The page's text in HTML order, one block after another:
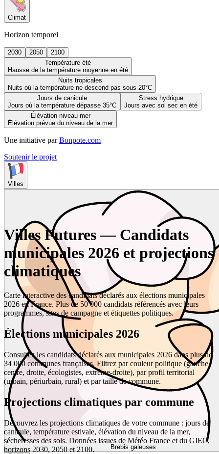
Climat
Horizon temporel
2030 2050
2100
Température été
Hausse de la température moyenne en été
Nuits tropicales
Nuits où la température ne descend pas sous 20°C
Jours de canicule
Jours où la température dépasse 35°C
Stress hydrique
Jours avec sol sec en été
Élévation niveau mer
Élévation prévue du niveau de la mer
Une initiative par Bonpote.com
Soutenir le projet
Villes
Brebis galeuses
Villes Futures — Candidats
municipales 2026 et projections
climatiques
Carte interactive des candidats déclarés aux élections municipales
2026 en France. Plus de 50 000 candidats référencés avec leurs
programmes, sites de campagne et étiquettes politiques.
Élections municipales 2026
Consultez les candidats déclarés aux municipales 2026 dans plus de
34 000 communes françaises. Filtrez par couleur politique (gauche,
centre, droite, écologistes, extrême-droite), par profil territorial
(urbain, périurbain, rural) et par taille de commune.
Projections climatiques par commune
Découvrez les projections climatiques de votre commune : jours de
canicule, température estivale, élévation du niveau de la mer,
sécheresses des sols. Données issues de Météo France et du GIEC,
horizons 2030, 2050 et 2100.